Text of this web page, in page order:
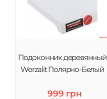
Подоконник деревянный
Werzalit Полярно-Белый
999 грн